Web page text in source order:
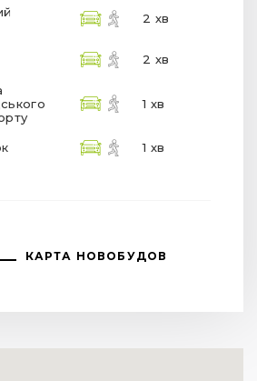
2 хв
2 хв
1 хв
1 хв
КАРТА НОВОБУДОВ